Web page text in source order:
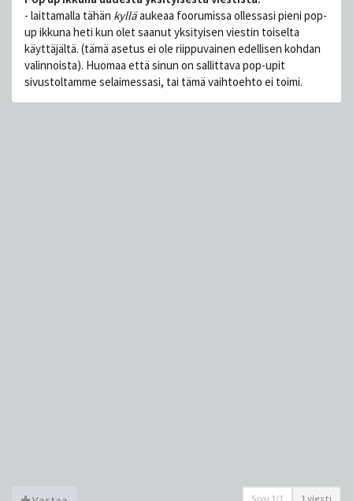
- laittamalla tähän kylläaukeaa foorumissa ollessasi pieni pop-
up ikkuna heti kun olet saanut yksityisen viestin toiselta
käyttäjältä. (tämä asetus ei ole riippuvainen edellisen kohdan
valinnoista). Huomaa että sinun on sallittava pop-upit
sivustoltamme selaimessasi, tai tämä vaihtoehto ei toimi.
Sivu 1/1 1 viesti